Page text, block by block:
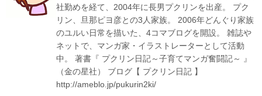
社勤めを経て、2004年に長男プクリンを出産。
プク
リン、旦那ピヨ彦との3人家族。
2006年どんぐり家族
のユルい日常を描いた、4コマブログを開設。
雑誌や
ネットで、マンガ家・イラストレーターとして活動
中。
著書『 プクリン日記～子育てマンガ奮闘記～ 』
（金の星社）
ブログ【 プクリン日記 】
http://ameblo.jp/pukurin2ki/